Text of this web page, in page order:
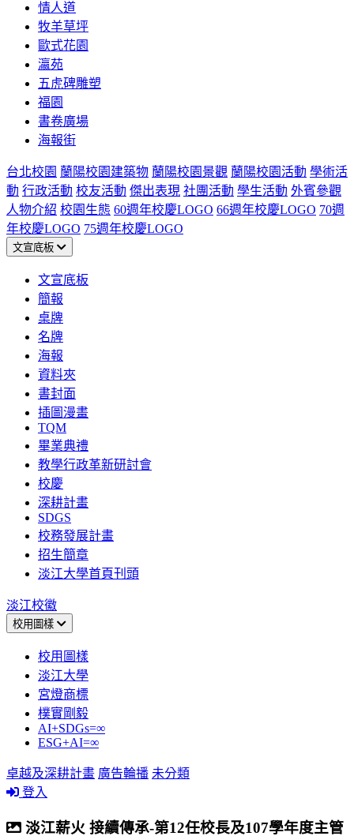
情人道
牧羊草坪
歐式花園
瀛苑
五虎碑雕塑
福園
書卷廣場
海報街
台北校園 蘭陽校園建築物 蘭陽校園景觀 蘭陽校園活動 學術活
動 行政活動 校友活動 傑出表現 社團活動 學生活動 外賓參觀
人物介紹 校園生態 60週年校慶LOGO 66週年校慶LOGO 70週
年校慶LOGO 75週年校慶LOGO
文宣底板
文宣底板
簡報
桌牌
名牌
海報
資料夾
書封面
插圖漫畫
TQM
畢業典禮
教學行政革新研討會
校慶
深耕計畫
SDGS
校務發展計畫
招生簡章
淡江大學首頁刊頭
淡江校徽
校用圖樣
校用圖樣
淡江大學
宮燈商標
樸實剛毅
AI+SDGs=∞
ESG+AI=∞
卓越及深耕計畫 廣告輪播 未分類
登入
淡江薪火 接續傳承-第12任校長及107學年度主管